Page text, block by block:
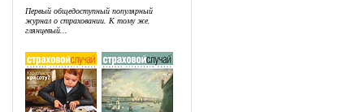
Первый общедоступный популярный
журнал о страховании. К тому же,
глянцевый...